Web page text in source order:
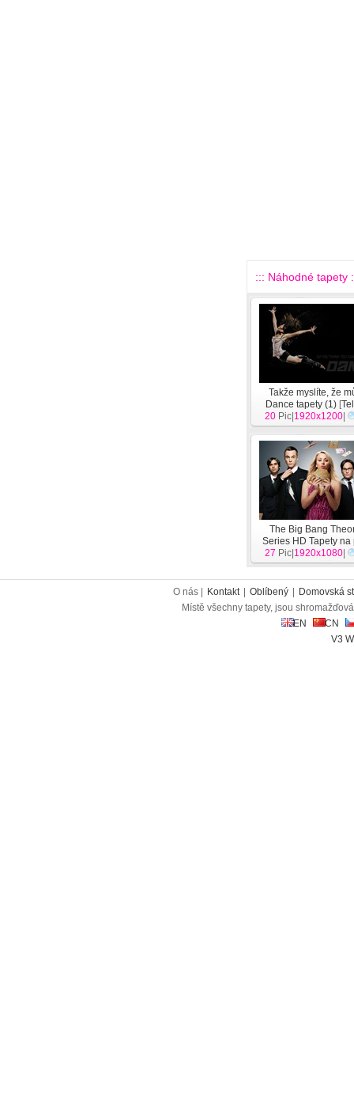
::: Náhodné tapety
Takže myslíte, že
Dance tapety (1) [
20 Pic| 1920x1200
The Big Bang
Series HD Tapety na
[Televize]
27 Pic| 1920x1080
O nás | Kontakt Oblíbený
Domovská
Místě všechny tapety, jsou
EN
CN
V3